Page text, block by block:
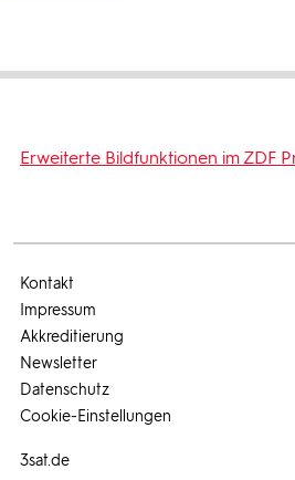
Erweiterte Bildfunktionen im ZDF
3sat.de
Kontakt
Impressum
Akkreditierung
Newsletter
Datenschutz
Cookie-Einstellungen